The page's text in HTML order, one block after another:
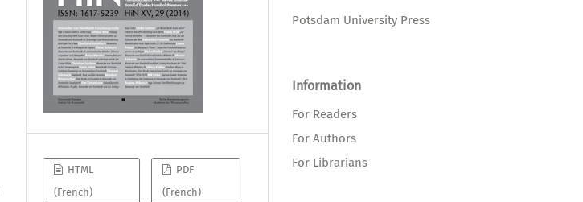
HTML
(French)
PDF
(French)
Potsdam University Press
Information
For Readers
For Authors
For Librarians